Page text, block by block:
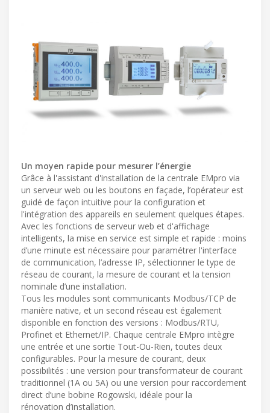
Un moyen rapide pour mesurer l’énergie
Grâce à l'assistant d'installation de la centrale EMpro via
un serveur web ou les boutons en façade, l’opérateur est
guidé de façon intuitive pour la configuration et
l'intégration des appareils en seulement quelques étapes.
Avec les fonctions de serveur web et d'affichage
intelligents, la mise en service est simple et rapide : moins
d’une minute est nécessaire pour paramétrer l'interface
de communication, l’adresse IP, sélectionner le type de
réseau de courant, la mesure de courant et la tension
nominale d’une installation.
Tous les modules sont communicants Modbus/TCP de
manière native, et un second réseau est également
disponible en fonction des versions : Modbus/RTU,
Profinet et Ethernet/IP. Chaque centrale EMpro intègre
une entrée et une sortie Tout-Ou-Rien, toutes deux
configurables. Pour la mesure de courant, deux
possibilités : une version pour transformateur de courant
traditionnel (1A ou 5A) ou une version pour raccordement
direct d’une bobine Rogowski, idéale pour la
rénovation d’installation.